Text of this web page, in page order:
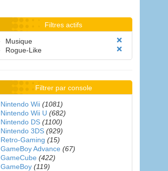
Filtres actifs
Musique
Rogue-Like
Filtrer par console
Nintendo Wii (1081)
Nintendo Wii U (682)
Nintendo DS (1100)
Nintendo 3DS (929)
Retro-Gaming (15)
GameBoy Advance (67)
GameCube (422)
GameBoy (119)